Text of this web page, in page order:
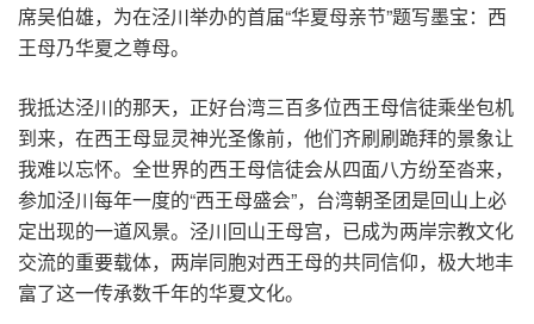
席吴伯雄，为在泾川举办的首届“华夏母亲节”题写墨宝：西
王母乃华夏之尊母。
我抵达泾川的那天，正好台湾三百多位西王母信徒乘坐包机
到来，在西王母显灵神光圣像前，他们齐刷刷跪拜的景象让
我难以忘怀。全世界的西王母信徒会从四面八方纷至沓来，
参加泾川每年一度的“西王母盛会”，台湾朝圣团是回山上必
定出现的一道风景。泾川回山王母宫，已成为两岸宗教文化
交流的重要载体，两岸同胞对西王母的共同信仰，极大地丰
富了这一传承数千年的华夏文化。